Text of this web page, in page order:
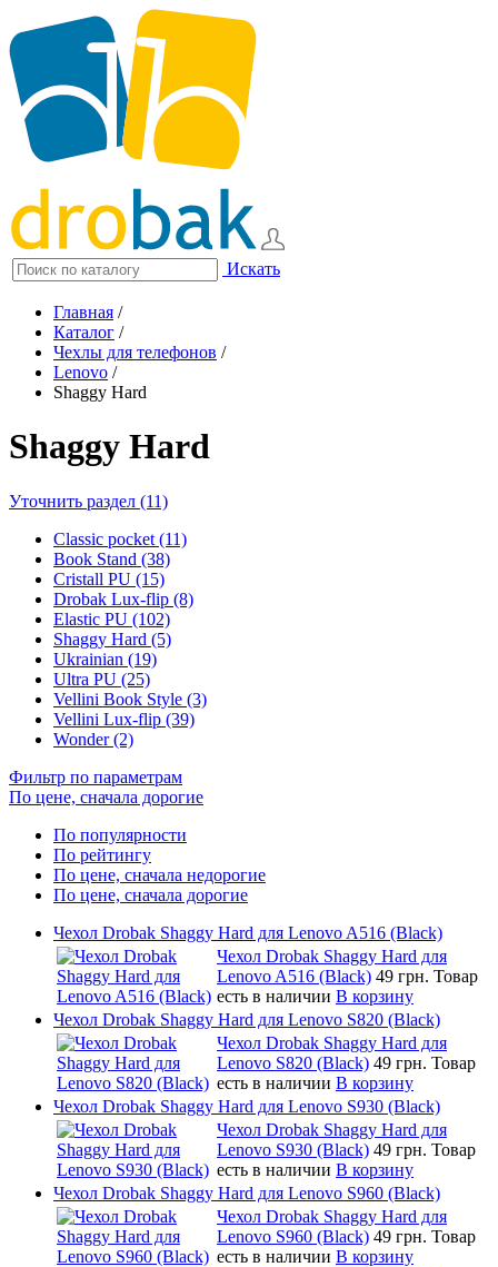
Искать
Главная /
Каталог /
Чехлы для телефонов /
Lenovo /
Shaggy Hard
Shaggy Hard
Уточнить раздел (11)
Classic pocket (11)
Book Stand (38)
Cristall PU (15)
Drobak Lux-flip (8)
Elastic PU (102)
Shaggy Hard (5)
Ukrainian (19)
Ultra PU (25)
Vellini Book Style (3)
Vellini Lux-flip (39)
Wonder (2)
Фильтр по параметрам
По цене, сначала дорогие
По популярности
По рейтингу
По цене, сначала недорогие
По цене, сначала дорогие
Чехол Drobak Shaggy Hard для Lenovo A516 (Black)
Чехол Drobak Shaggy Hard для
Lenovo A516 (Black) 49 грн. Товар
есть в наличии В корзину
Чехол Drobak Shaggy Hard для Lenovo S820 (Black)
Чехол Drobak Shaggy Hard для
Lenovo S820 (Black) 49 грн. Товар
есть в наличии В корзину
Чехол Drobak Shaggy Hard для Lenovo S930 (Black)
Чехол Drobak Shaggy Hard для
Lenovo S930 (Black) 49 грн. Товар
есть в наличии В корзину
Чехол Drobak Shaggy Hard для Lenovo S960 (Black)
Чехол Drobak Shaggy Hard для
Lenovo S960 (Black) 49 грн. Товар
есть в наличии В корзину